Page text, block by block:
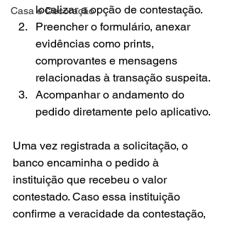
Casa e Decoração
localizar a opção de contestação.
Preencher o formulário, anexar
evidências como prints,
comprovantes e mensagens
relacionadas à transação suspeita.
Acompanhar o andamento do
pedido diretamente pelo aplicativo.
Uma vez registrada a solicitação, o
banco encaminha o pedido à
instituição que recebeu o valor
contestado. Caso essa instituição
confirme a veracidade da contestação,